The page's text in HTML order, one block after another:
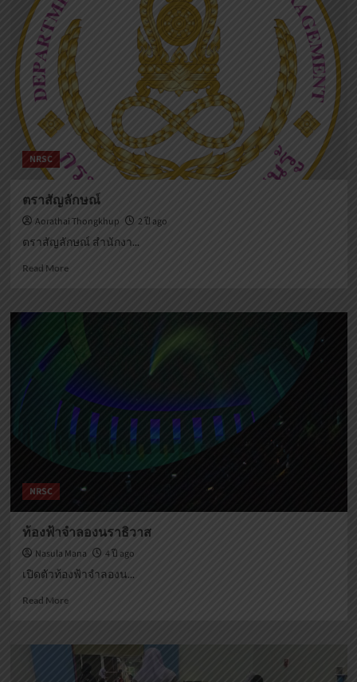
NRSC
ตราสัญลักษณ์
Aorathai Thongkhup
2 ปี ago
ตราสัญลักษณ์ สำนักงา...
Read MoreRead
ตรา
NRSC
ท้องฟ้าจำลองนราธิวาส
Nasula Mana
4 ปี ago
เปิดตัวท้องฟ้าจำลองน...
Read More
ท้องฟ้า
จำลอง
นราธิวาส